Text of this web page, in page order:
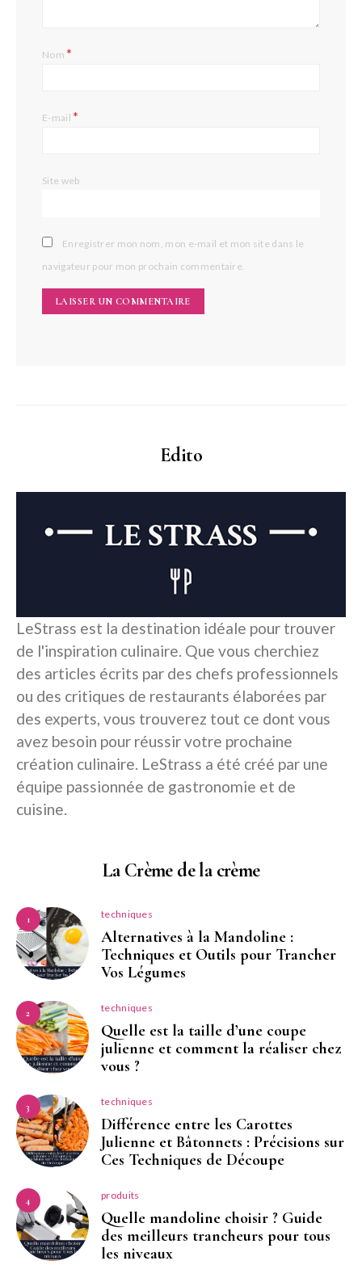
Nom*
E-mail*
Site web
Enregistrer mon nom, mon e-mail et mon site dans le
navigateur pour mon prochain commentaire.
Edito
LeStrass est la destination idéale pour trouver
de l'inspiration culinaire. Que vous cherchiez
des articles écrits par des chefs professionnels
ou des critiques de restaurants élaborées par
des experts, vous trouverez tout ce dont vous
avez besoin pour réussir votre prochaine
création culinaire. LeStrass a été créé par une
équipe passionnée de gastronomie et de
cuisine.
La Crème de la crème
1 techniques
Alternatives à la Mandoline :
Techniques et Outils pour Trancher
Vos Légumes
2 techniques
Quelle est la taille d’une coupe
julienne et comment la réaliser chez
vous ?
3 techniques
Différence entre les Carottes
Julienne et Bâtonnets : Précisions sur
Ces Techniques de Découpe
4 produits
Quelle mandoline choisir ? Guide
des meilleurs trancheurs pour tous
les niveaux